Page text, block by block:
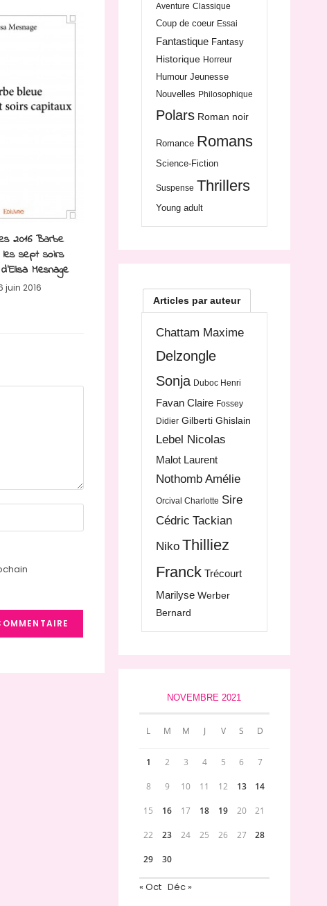
2016 Barbe
sept soirs
Mesnage
juin 2016
Aventure Classique
Coup de coeur Essai
Fantastique Fantasy
Historique Horreur
Humour Jeunesse
Nouvelles Philosophique
Polars Roman noir
Romance Romans
Science-Fiction
Suspense Thrillers
Young adult
Articles par auteur
Chattam Maxime
Delzongle
Sonja Duboc Henri
Favan Claire Fossey
Didier Gilberti Ghislain
Lebel Nicolas
Malot Laurent
Nothomb Amélie
Orcival Charlotte Sire
Cédric Tackian
Niko Thilliez
Franck Trécourt
Marilyse Werber
Bernard
NOVEMBRE 2021
L M M J V S D
1 2 3 4 5 6 7
8 9 10 11 12 13 14
15 16 17 18 19 20 21
22 23 24 25 26 27 28
29 30
« Oct Déc »